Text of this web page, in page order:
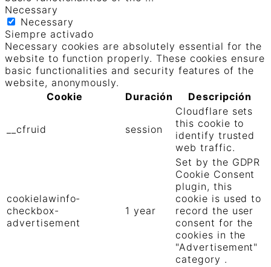
Necessary
Necessary
Siempre activado
Necessary cookies are absolutely essential for the
website to function properly. These cookies ensure
basic functionalities and security features of the
website, anonymously.
Cookie
Duración Descripción
__cfruid session
Cloudflare sets
this cookie to
identify trusted
web traffic.
cookielawinfo-
checkbox-
advertisement
1 year
Set by the GDPR
Cookie Consent
plugin, this
cookie is used to
record the user
consent for the
cookies in the
"Advertisement"
category .